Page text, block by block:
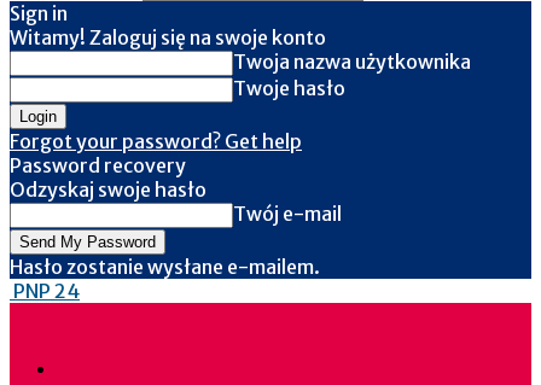
Sign in
Witamy! Zaloguj się na swoje konto
Twoja nazwa użytkownika
Twoje hasło
Forgot your password? Get help
Password recovery
Odzyskaj swoje hasło
Twój e-mail
Hasło zostanie wysłane e-mailem.
PNP 24